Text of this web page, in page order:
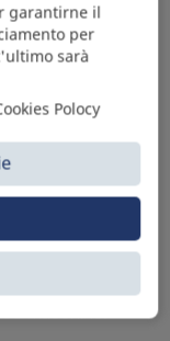
e vendita di
in tutto
dei prodotti a
del ricco
a ricambisti,
macchine.
garantirne il
per
sarà
Polocy